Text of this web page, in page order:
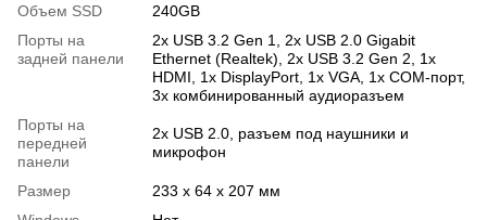
Объем SSD
240GB
Порты на
задней панели
2х USB 3.2 Gen 1, 2х USB 2.0 Gigabit
Ethernet (Realtek), 2х USB 3.2 Gen 2, 1х
HDMI, 1х DisplayPort, 1х VGA, 1х COM-порт,
3х комбинированный аудиоразъем
Порты на
передней
панели
2х USB 2.0, разъем под наушники и
микрофон
Размер
233 х 64 х 207 мм